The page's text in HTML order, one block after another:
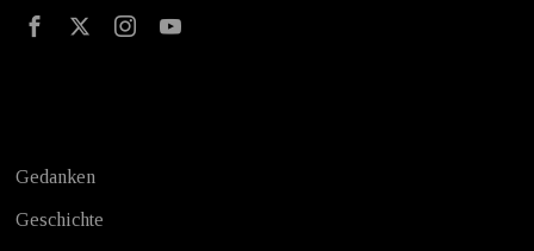
Gedanken
Geschichte